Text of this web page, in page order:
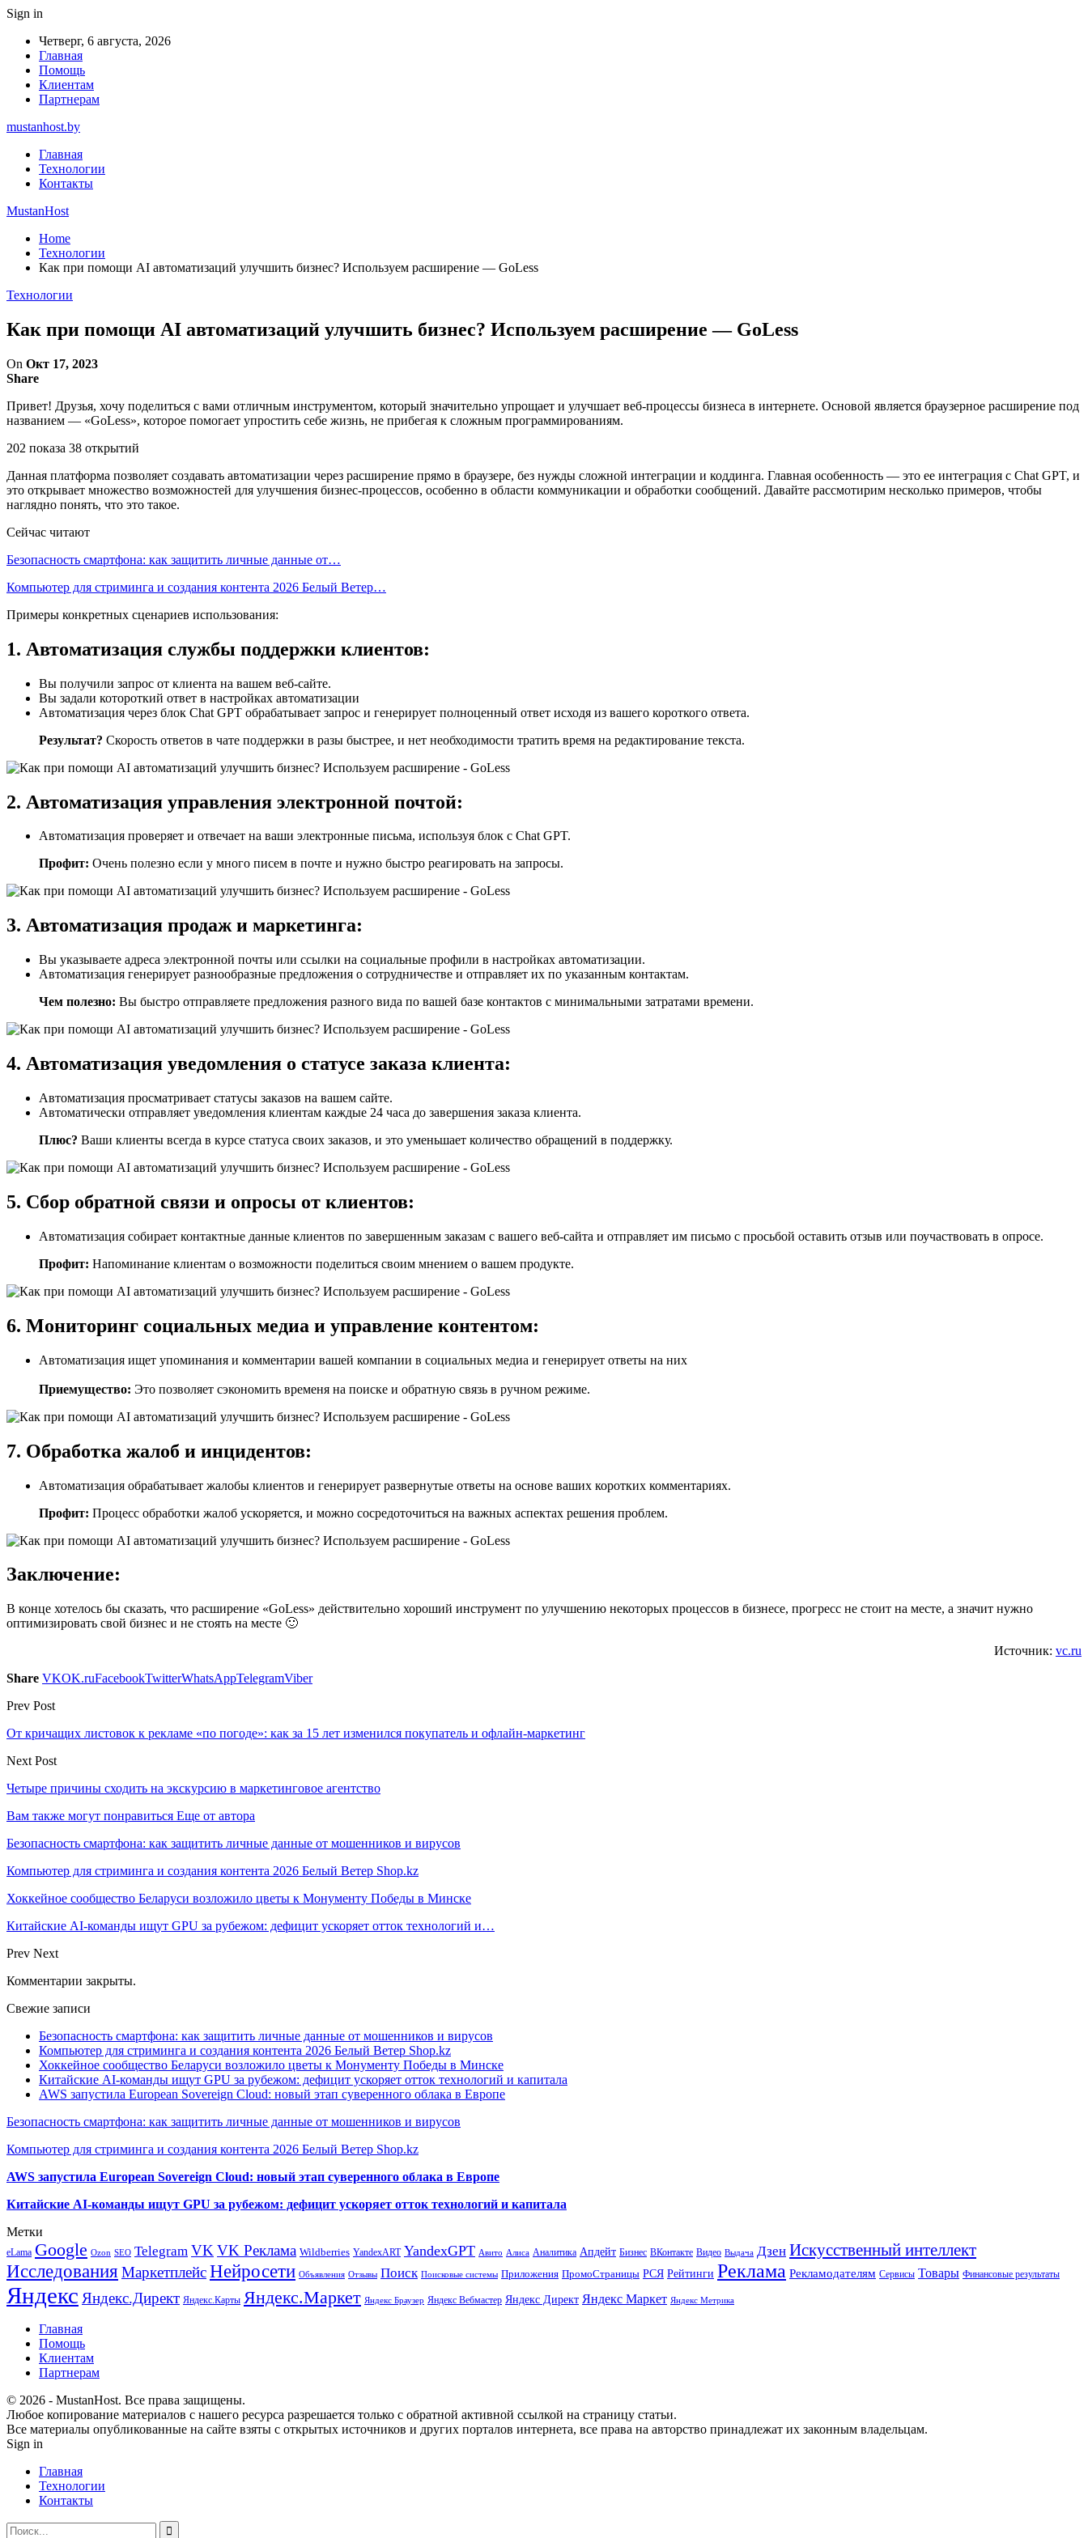
Sign in
Четверг, 6 августа, 2026
Главная
Помощь
Клиентам
Партнерам
mustanhost.by
Главная
Технологии
Контакты
MustanHost
Home
Технологии
Как при помощи AI автоматизаций улучшить бизнес? Используем расширение — GoLess
Технологии
Как при помощи AI автоматизаций улучшить бизнес? Используем расширение — GoLess
On Окт 17, 2023
Share
Привет! Друзья, хочу поделиться с вами отличным инструментом, который значительно упрощает и улучшает веб-процессы бизнеса в интернете. Основой является браузерное расширение под
названием — «GoLess», которое помогает упростить себе жизнь, не прибегая к сложным программированиям.
202 показа 38 открытий
Данная платформа позволяет создавать автоматизации через расширение прямо в браузере, без нужды сложной интеграции и коддинга. Главная особенность — это ее интеграция с Chat GPT, и
это открывает множество возможностей для улучшения бизнес-процессов, особенно в области коммуникации и обработки сообщений. Давайте рассмотирим несколько примеров, чтобы
наглядно понять, что это такое.
Сейчас читают
Безопасность смартфона: как защитить личные данные от…
Компьютер для стриминга и создания контента 2026 Белый Ветер…
Примеры конкретных сценариев использования:
1. Автоматизация службы поддержки клиентов:
Вы получили запрос от клиента на вашем веб-сайте.
Вы задали котороткий ответ в настройках автоматизации
Автоматизация через блок Chat GPT обрабатывает запрос и генерирует полноценный ответ исходя из вашего короткого ответа.
Результат? Скорость ответов в чате поддержки в разы быстрее, и нет необходимости тратить время на редактирование текста.
2. Автоматизация управления электронной почтой:
Автоматизация проверяет и отвечает на ваши электронные письма, используя блок c Chat GPT.
Профит: Очень полезно если у много писем в почте и нужно быстро реагировать на запросы.
3. Автоматизация продаж и маркетинга:
Вы указываете адреса электронной почты или ссылки на социальные профили в настройках автоматизации.
Автоматизация генерирует разнообразные предложения о сотрудничестве и отправляет их по указанным контактам.
Чем полезно: Вы быстро отправляете предложения разного вида по вашей базе контактов с минимальными затратами времени.
4. Автоматизация уведомления о статусе заказа клиента:
Автоматизация просматривает статусы заказов на вашем сайте.
Автоматически отправляет уведомления клиентам каждые 24 часа до завершения заказа клиента.
Плюс? Ваши клиенты всегда в курсе статуса своих заказов, и это уменьшает количество обращений в поддержку.
5. Сбор обратной связи и опросы от клиентов:
Автоматизация собирает контактные данные клиентов по завершенным заказам с вашего веб-сайта и отправляет им письмо с просьбой оставить отзыв или поучаствовать в опросе.
Профит: Напоминание клиентам о возможности поделиться своим мнением о вашем продукте.
6. Мониторинг социальных медиа и управление контентом:
Автоматизация ищет упоминания и комментарии вашей компании в социальных медиа и генерирует ответы на них
Приемущество: Это позволяет сэкономить временя на поиске и обратную связь в ручном режиме.
7. Обработка жалоб и инцидентов:
Автоматизация обрабатывает жалобы клиентов и генерирует развернутые ответы на основе ваших коротких комментариях.
Профит: Процесс обработки жалоб ускоряется, и можно сосредоточиться на важных аспектах решения проблем.
Заключение:
В конце хотелось бы сказать, что расширение «GoLess» действительно хороший инструмент по улучшению некоторых процессов в бизнесе, прогресс не стоит на месте, а значит нужно
оптимизировать свой бизнес и не стоять на месте 🙂
Источник: vc.ru
Share VKOK.ruFacebookTwitterWhatsAppTelegramViber
Prev Post
От кричащих листовок к рекламе «по погоде»: как за 15 лет изменился покупатель и офлайн-маркетинг
Next Post
Четыре причины сходить на экскурсию в маркетинговое агентство
Вам также могут понравиться Еще от автора
Безопасность смартфона: как защитить личные данные от мошенников и вирусов
Компьютер для стриминга и создания контента 2026 Белый Ветер Shop.kz
Хоккейное сообщество Беларуси возложило цветы к Монументу Победы в Минске
Китайские AI-команды ищут GPU за рубежом: дефицит ускоряет отток технологий и…
Prev Next
Комментарии закрыты.
Свежие записи
Безопасность смартфона: как защитить личные данные от мошенников и вирусов
Компьютер для стриминга и создания контента 2026 Белый Ветер Shop.kz
Хоккейное сообщество Беларуси возложило цветы к Монументу Победы в Минске
Китайские AI-команды ищут GPU за рубежом: дефицит ускоряет отток технологий и капитала
AWS запустила European Sovereign Cloud: новый этап суверенного облака в Европе
Безопасность смартфона: как защитить личные данные от мошенников и вирусов
Компьютер для стриминга и создания контента 2026 Белый Ветер Shop.kz
AWS запустила European Sovereign Cloud: новый этап суверенного облака в Европе
Китайские AI-команды ищут GPU за рубежом: дефицит ускоряет отток технологий и капитала
Метки
eLama Google Ozon SEO Telegram VKVK Реклама Wildberries YandexART YandexGPT Авито Алиса Аналитика Апдейт Бизнес ВКонтакте Видео Выдача Дзен Искусственный интеллект
Исследования МаркетплейсНейросети Объявления Отзывы Поиск Поисковые системы Приложения ПромоСтраницы РСЯ Рейтинги Реклама Рекламодателям Сервисы Товары Финансовые результаты
Яндекс Яндекс.Директ Яндекс.Карты Яндекс.Маркет Яндекс Браузер Яндекс Вебмастер Яндекс Директ Яндекс Маркет Яндекс Метрика
Главная
Помощь
Клиентам
Партнерам
© 2026 - MustanHost. Все права защищены.
Любое копирование материалов с нашего ресурса разрешается только с обратной активной ссылкой на страницу статьи.
Все материалы опубликованные на сайте взяты с открытых источников и других порталов интернета, все права на авторство принадлежат их законным владельцам.
Sign in
Главная
Технологии
Контакты